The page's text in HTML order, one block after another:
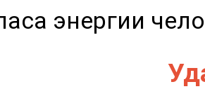
энергии